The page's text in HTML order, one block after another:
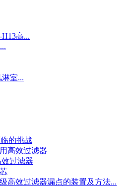
高...
室...
的挑战
高效过滤器
过滤器
高效过滤器漏点的装置及方法...